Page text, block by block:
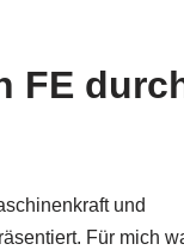
FE
und
Für mich